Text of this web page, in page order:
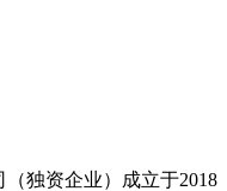
独资企业）成立于2018